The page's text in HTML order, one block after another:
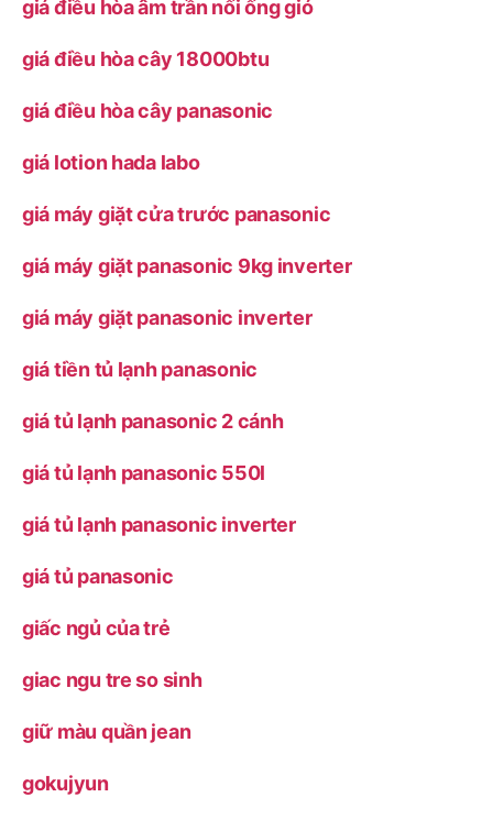
giá điều hòa âm trần nối ống gió
giá điều hòa cây 18000btu
giá điều hòa cây panasonic
giá lotion hada labo
giá máy giặt cửa trước panasonic
giá máy giặt panasonic 9kg inverter
giá máy giặt panasonic inverter
giá tiền tủ lạnh panasonic
giá tủ lạnh panasonic 2 cánh
giá tủ lạnh panasonic 550l
giá tủ lạnh panasonic inverter
giá tủ panasonic
giấc ngủ của trẻ
giac ngu tre so sinh
giữ màu quần jean
gokujyun